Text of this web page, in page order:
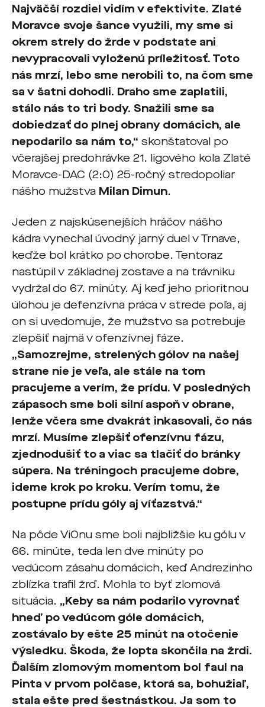
Najväčší rozdiel vidím v efektivite. Zlaté
Moravce svoje šance využili, my sme si
okrem strely do žrde v podstate ani
nevypracovali vyloženú príležitosť. Toto
nás mrzí, lebo sme nerobili to, na čom sme
sa v šatni dohodli. Draho sme zaplatili,
stálo nás to tri body. Snažili sme sa
dobiedzať do plnej obrany domácich, ale
nepodarilo sa nám to,“ skonštatoval po
včerajšej predohrávke 21. ligového kola Zlaté
Moravce-DAC (2:0) 25-ročný stredopoliar
nášho mužstva Milan Dimun.
Jeden z najskúsenejších hráčov nášho
kádra vynechal úvodný jarný duel v Trnave,
keďže bol krátko po chorobe. Tentoraz
nastúpil v základnej zostave a na trávniku
vydržal do 67. minúty. Aj keď jeho prioritnou
úlohou je defenzívna práca v strede poľa, aj
on si uvedomuje, že mužstvo sa potrebuje
zlepšiť najmä v ofenzívnej fáze.
„Samozrejme, strelených gólov na našej
strane nie je veľa, ale stále na tom
pracujeme a verím, že prídu. V posledných
zápasoch sme boli silní aspoň v obrane,
lenže včera sme dvakrát inkasovali, čo nás
mrzí. Musíme zlepšiť ofenzívnu fázu,
zjednodušiť to a viac sa tlačiť do bránky
súpera. Na tréningoch pracujeme dobre,
ideme krok po kroku. Verím tomu, že
postupne prídu góly aj víťazstvá.“
Na pôde ViOnu sme boli najbližšie ku gólu v
66. minúte, teda len dve minúty po
vedúcom zásahu domácich, keď Andrezinho
zblízka trafil žrď. Mohla to byť zlomová
situácia. „Keby sa nám podarilo vyrovnať
hneď po vedúcom góle domácich,
zostávalo by ešte 25 minút na otočenie
výsledku. Škoda, že lopta skončila na žrdi.
Ďalším zlomovým momentom bol faul na
Pinta v prvom polčase, ktorá sa, bohužiaľ,
stala ešte pred šestnástkou. Ja som to